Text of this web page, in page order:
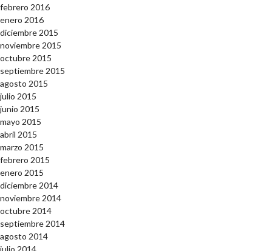
febrero 2016
enero 2016
diciembre 2015
noviembre 2015
octubre 2015
septiembre 2015
agosto 2015
julio 2015
junio 2015
mayo 2015
abril 2015
marzo 2015
febrero 2015
enero 2015
diciembre 2014
noviembre 2014
octubre 2014
septiembre 2014
agosto 2014
julio 2014